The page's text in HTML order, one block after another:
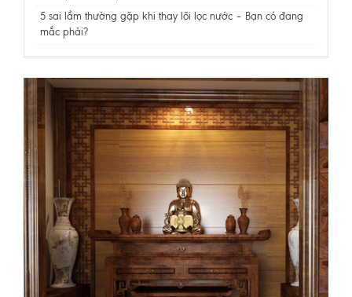
5 sai lầm thường gặp khi thay lõi lọc nước – Bạn có đang
mắc phải?